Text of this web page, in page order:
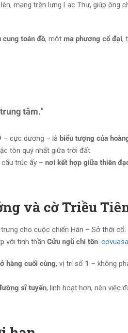
mang trên lưng Lạc Thư, giúp ông
cung toán đồ, một ma phương cổ đại,
tâm.”
– cực dương – là biểu tượng của
tôn quý nhất giữa trời đất.
trúc ấy – nơi kết hợp giữa thiên
và cờ Triều
cho cuộc chiến Hán – Sở thời
với tinh thần Cửu ngũ chi tôn.
ở hàng cuối cùng, vị trí số 1 – không
sĩ tuyến, linh hoạt hơn, nên việc